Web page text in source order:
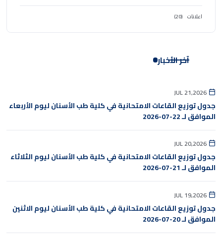
اعلانات (20)
آخر الأخبار
JUL 21,2026
جدول توزيع القاعات الامتحانية في كلية طب الأسنان ليوم الأربعاء
الموافق لـ 22-07-2026
JUL 20,2026
جدول توزيع القاعات الامتحانية في كلية طب الأسنان ليوم الثلاثاء
الموافق لـ 21-07-2026
JUL 19,2026
جدول توزيع القاعات الامتحانية في كلية طب الأسنان ليوم الاثنين
الموافق لـ 20-07-2026